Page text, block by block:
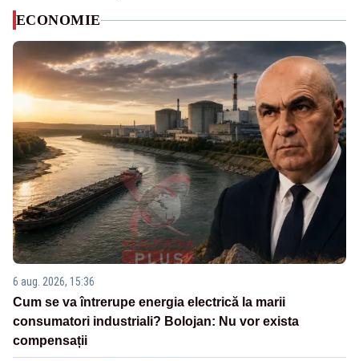
ECONOMIE
6 aug. 2026, 15:36
Cum se va întrerupe energia electrică la marii
consumatori industriali? Bolojan: Nu vor exista
compensații